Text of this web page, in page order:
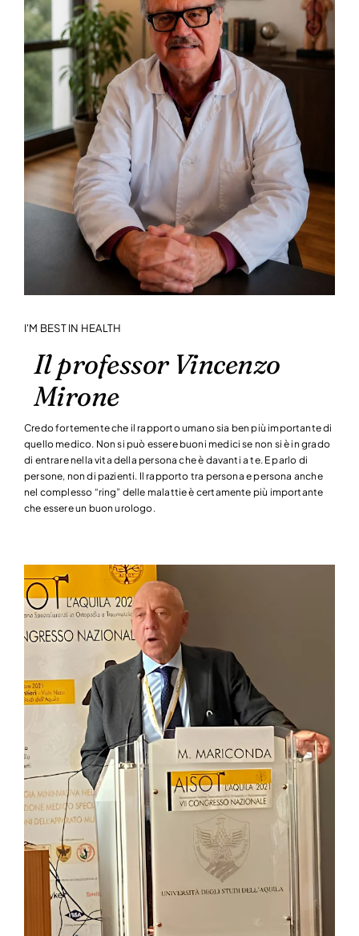
CONTATTI
I'M BEST IN HEALTH
Il professor Vincenzo
Mirone
Credo fortemente che il rapporto umano sia ben più importante di
quello medico. Non si può essere buoni medici se non si è in grado
di entrare nella vita della persona che è davanti a te. E parlo di
persone, non di pazienti. Il rapporto tra persona e persona anche
nel complesso “ring” delle malattie è certamente più importante
che essere un buon urologo.